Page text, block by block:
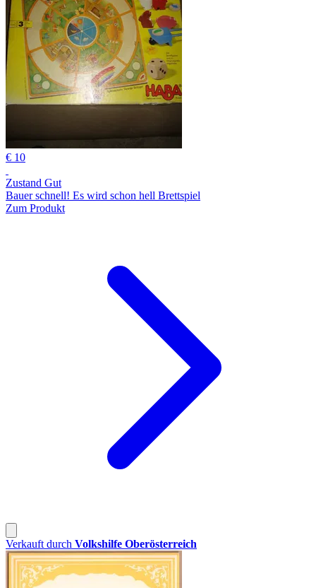
€ 10
Zustand Gut
Bauer schnell! Es wird schon hell Brettspiel
Zum Produkt
Verkauft durch Volkshilfe Oberösterreich